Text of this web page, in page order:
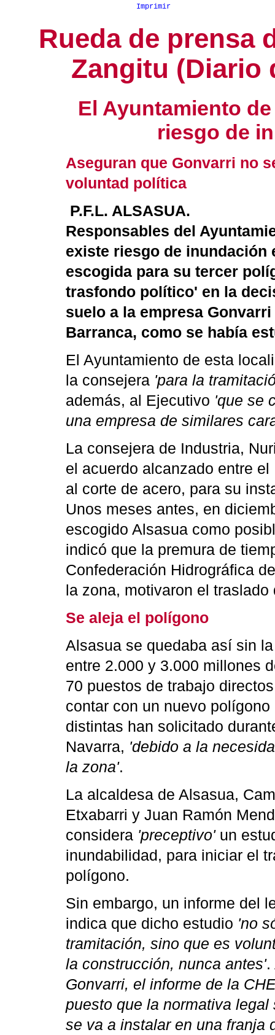
Imprimir
Rueda de prensa
Zangitu (Diario
El Ayuntamiento
riesgo de
Aseguran que Gonvarri no
voluntad política
P.F.L. ALSASUA.
Responsables del
existe riesgo de inundación
escogida para su tercer
trasfondo político' en la
suelo a la empresa
Barranca, como se había
El Ayuntamiento de esta
la consejera 'para la
además, al Ejecutivo 'que se
una empresa de similares
La consejera de Industria,
el acuerdo alcanzado entre
al corte de acero, para su
Unos meses antes, en
escogido Alsasua como
indicó que la premura de
Confederación Hidrográfica
la zona, motivaron el
Se aleja el polígono
Alsasua se quedaba así sin
entre 2.000 y 3.000 millones
70 puestos de trabajo
contar con un nuevo
distintas han solicitado
Navarra, 'debido a la
la zona'.
La alcaldesa de Alsasua,
Etxabarri y Juan Ramón
considera 'preceptivo'un
inundabilidad, para iniciar el
polígono.
Sin embargo, un informe del
indica que dicho estudio 'no
tramitación, sino que es
la construcción, nunca antes'.
Gonvarri, el informe de la
puesto que la normativa
se va a instalar en una franja